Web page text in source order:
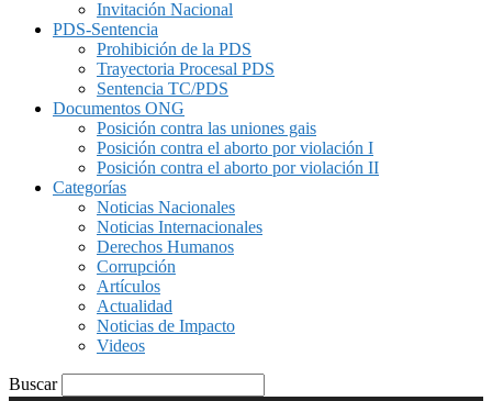
Invitación Nacional
PDS-Sentencia
Prohibición de la PDS
Trayectoria Procesal PDS
Sentencia TC/PDS
Documentos ONG
Posición contra las uniones gais
Posición contra el aborto por violación I
Posición contra el aborto por violación II
Categorías
Noticias Nacionales
Noticias Internacionales
Derechos Humanos
Corrupción
Artículos
Actualidad
Noticias de Impacto
Videos
Buscar